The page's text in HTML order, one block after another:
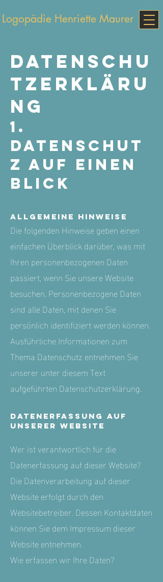
Logopädie Henriette Maurer
Datenschu
tzerkläru
ng
1.
Datenschut
z auf einen
Blick
Allgemeine Hinweise
Die folgenden Hinweise geben einen
einfachen Überblick darüber, was mit
Ihren personenbezogenen Daten
passiert, wenn Sie unsere Website
besuchen. Personenbezogene Daten
sind alle Daten, mit denen Sie
persönlich identifiziert werden können.
Ausführliche Informationen zum
Thema Datenschutz entnehmen Sie
unserer unter diesem Text
aufgeführten Datenschutzerklärung.
Datenerfassung auf
unserer Website
Wer ist verantwortlich für die
Datenerfassung auf dieser Website?
Die Datenverarbeitung auf dieser
Website erfolgt durch den
Websitebetreiber. Dessen Kontaktdaten
können Sie dem Impressum dieser
Website entnehmen.
Wie erfassen wir Ihre Daten?